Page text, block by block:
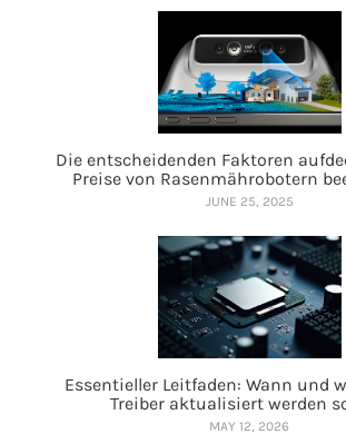
Die entscheidenden Faktoren
Preise von Rasenmährobotern
JUNE 25, 2025
Essentieller Leitfaden: Wann und
Treiber aktualisiert werden
MAY 12, 2026